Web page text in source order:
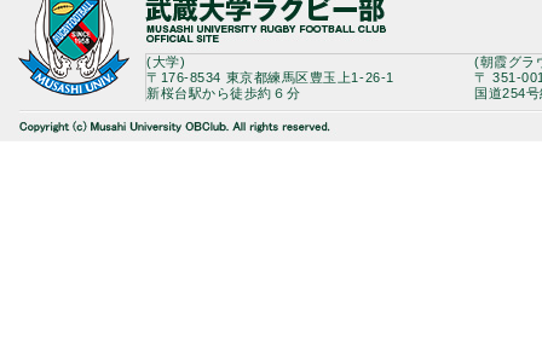
(大学)
〒176-8534 東京都練馬区豊玉上1-26-1
新桜台駅から徒歩約６分
(朝霞グラ
〒 351-
国道254